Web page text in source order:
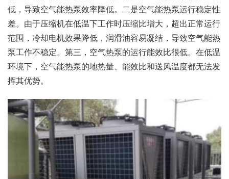
低，导致空气能热泵效率降低。二是空气能热泵运行稳定性
差。由于压缩机在低温下工作时压缩比增大，超出正常运行
范围，冷却电机效果降低，润滑油容易凝结，导致空气能热
泵工作不稳定。第三，空气热泵的运行能效比很低。在低温
环境下，空气能热泵的地热量、能效比和送风温度都无法发
挥其优势。